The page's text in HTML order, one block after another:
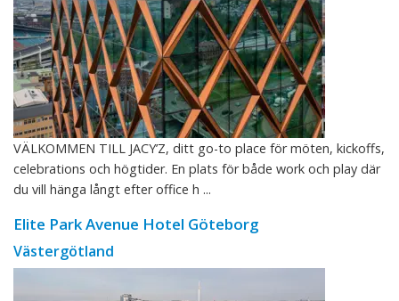
VÄLKOMMEN TILL JACY’Z, ditt go-to place för möten, kickoffs,
celebrations och högtider. En plats för både work och play där
du vill hänga långt efter office h ...
Elite Park Avenue Hotel Göteborg
Västergötland